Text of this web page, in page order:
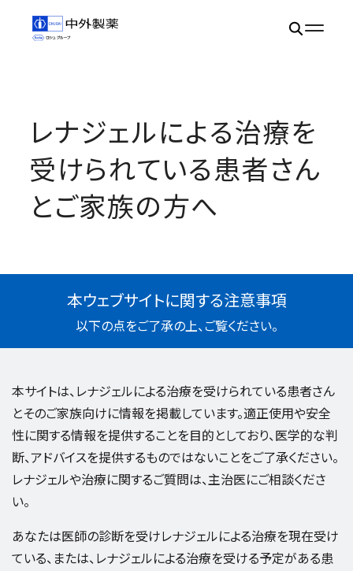
レナジェルによる治療を
受けられている患者さん
とご家族の方へ
本ウェブサイトに関する注意事項
以下の点をご了承の上、ご覧ください。
本サイトは、レナジェルによる治療を受けられている患者さん
とそのご家族向けに情報を掲載しています。適正使用や安全
性に関する情報を提供することを目的としており、医学的な判
断、アドバイスを提供するものではないことをご了承ください。
レナジェルや治療に関するご質問は、主治医にご相談くださ
い。
あなたは医師の診断を受けレナジェルによる治療を現在受け
ている、または、レナジェルによる治療を受ける予定がある患